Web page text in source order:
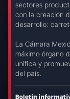
sectores
con la creación
desarrollo:
La Cámara
máximo órgano
unifica y
del país.
Boletín